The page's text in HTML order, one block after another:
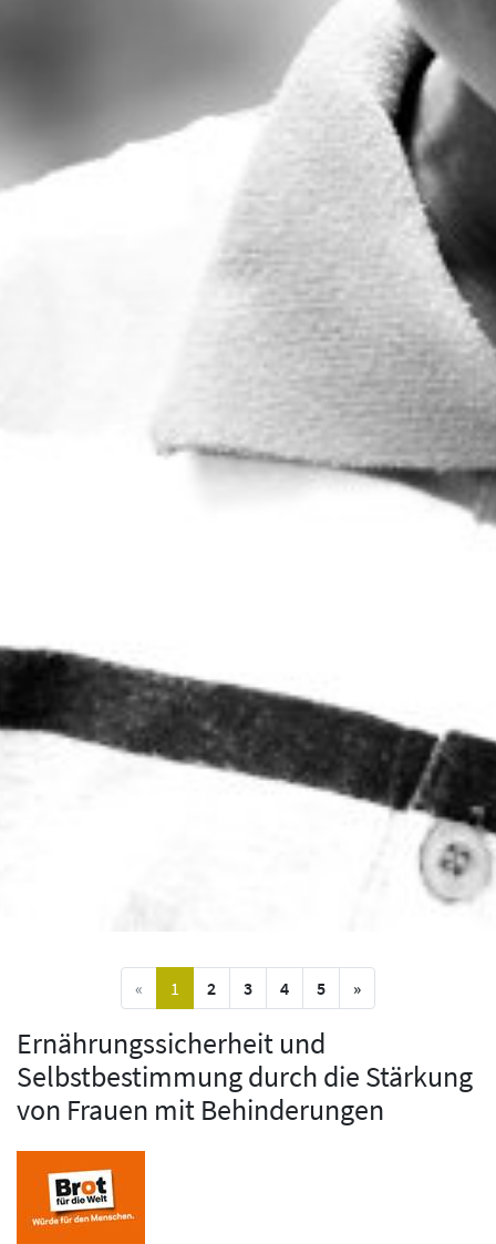
« vorige Seite
1 (current)
2 3 4 5 »nächste Seite
Ernährungssicherheit und
Selbstbestimmung durch die Stärkung
von Frauen mit Behinderungen